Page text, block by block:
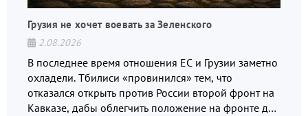
Грузия не хочет воевать за Зеленского
2.08.2026
В последнее время отношения ЕС и Грузии заметно
охладели. Тбилиси «провинился» тем, что
отказался открыть против России второй фронт на
Кавказе, дабы облегчить положение на фронте для